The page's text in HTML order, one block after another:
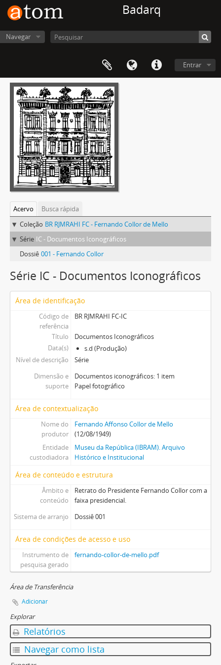
Badarq
Navegar
Entrar
Acervo
Busca rápida
Coleção BR RJMRAHI FC - Fernando Collor de Mello
Série IC - Documentos Iconográficos
Dossiê 001 - Fernando Collor
Série IC - Documentos Iconográficos
Área de identificação
Código de
referência
BR RJMRAHI FC-IC
Título
Documentos Iconográficos
Data(s)
s.d (Produção)
Nível de descrição
Série
Dimensão e
suporte
Documentos iconográficos: 1 item
Papel fotográfico
Área de contextualização
Nome do
produtor
Fernando Affonso Collor de Mello
(12/08/1949)
Entidade
custodiadora
Museu da República (IBRAM). Arquivo
Histórico e Institucional
Área de conteúdo e estrutura
Âmbito e
conteúdo
Retrato do Presidente Fernando Collor com a
faixa presidencial.
Sistema de arranjo
Dossiê 001
Área de condições de acesso e uso
Instrumento de
pesquisa gerado
fernando-collor-de-mello.pdf
Área de Transferência
Adicionar
Explorar
Relatórios
Navegar como lista